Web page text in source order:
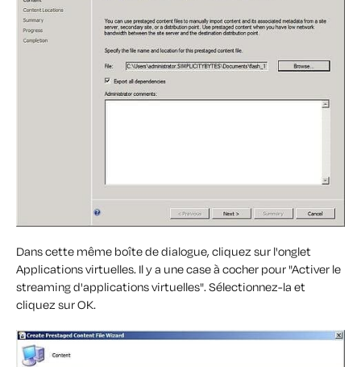
Dans cette même boîte de dialogue, cliquez sur l'onglet
Applications virtuelles. Il y a une case à cocher pour "Activer le
streaming d'applications virtuelles". Sélectionnez-la et
cliquez sur OK.